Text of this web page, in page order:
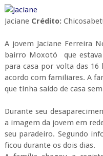
Jaciane Crédito:
A jovem Jaciane Ferreira
bairro Moxotó que
para casa por volta das 16
acordo com familiares. A
que tinha saído de casa
Durante seu
a imagem da jovem em
seu paradeiro. Segundo
ficou durante os dois dias.